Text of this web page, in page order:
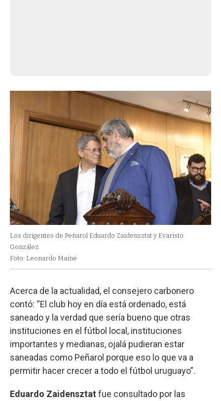
Los dirigentes de Peñarol Eduardo Zaidensztat y Evaristo
González.
Foto: Leonardo Mainé
Acerca de la actualidad, el consejero carbonero
contó: “El club hoy en día está ordenado, está
saneado y la verdad que sería bueno que otras
instituciones en el fútbol local, instituciones
importantes y medianas, ojalá pudieran estar
saneadas como Peñarol porque eso lo que va a
permitir hacer crecer a todo el fútbol uruguayo”.
Eduardo Zaidensztat fue consultado por las